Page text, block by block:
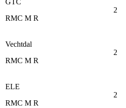
GTC
RMC M R
2
Vechtdal
RMC M R
2
ELE
RMC M R
2